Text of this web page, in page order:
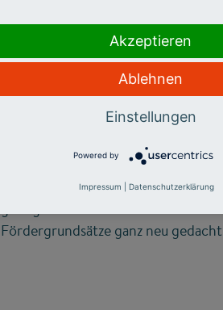
Wirkung ins
denken
Wie man mit kleinen Stellschrauben
bewirken kann, hat der
seiner Jubiläumsinitiative „Wirkung
Fördergrundsätze ganz neu
Akzeptieren
Ablehnen
Einstellungen
Powered by
Impressum Datenschutzerklärung